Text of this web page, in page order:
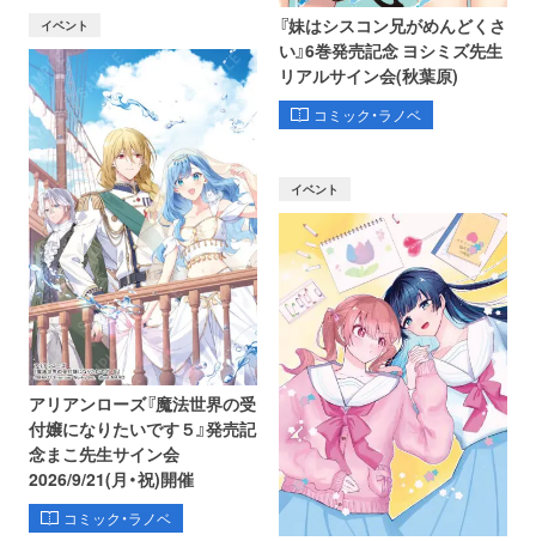
『妹はシスコン兄がめんどくさ
い』6巻発売記念 ヨシミズ先生
リアルサイン会(秋葉原)
コミック・ラノベ
イベント
アリアンローズ『魔法世界の受
付嬢になりたいです５』発売記
念まこ先生サイン会
2026/9/21(月・祝)開催
コミック・ラノベ
イベント